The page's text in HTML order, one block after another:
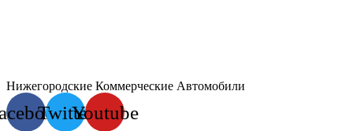
Нижегородские Коммерческие Автомобили
TwitterYoutube